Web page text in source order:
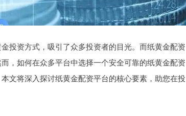
投资方式，吸引了众多投资者的目光。而纸黄金配资
，如何在众多平台中选择一个安全可靠的纸黄金配资
文将深入探讨纸黄金配资平台的核心要素，助您在投